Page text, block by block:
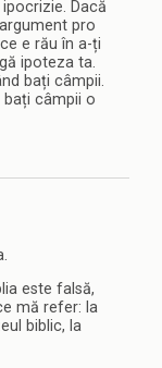
Dacă
pro
e rău în a-ți
ipoteza ta.
bați câmpii.
bați câmpii o
este falsă,
mă refer: la
biblic, la